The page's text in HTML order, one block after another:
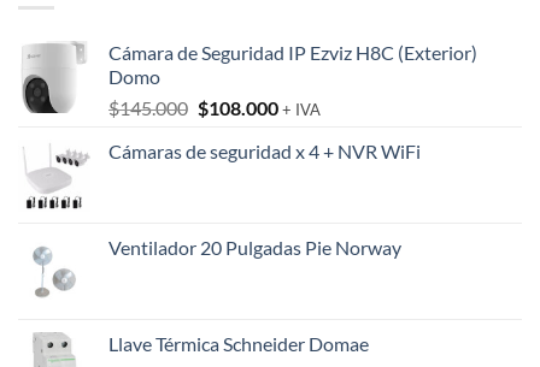
Cámara de Seguridad IP Ezviz H8C (Exterior)
Domo
$145.000 El
original
$108.000El
actual
+ IVA
Cámaras de seguridad x 4 + NVR WiFi
Ventilador 20 Pulgadas Pie Norway
Llave Térmica Schneider Domae